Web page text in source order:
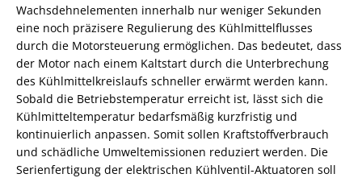
Wachsdehnelementen innerhalb nur weniger Sekunden
eine noch präzisere Regulierung des Kühlmittelflusses
durch die Motorsteuerung ermöglichen. Das bedeutet, dass
der Motor nach einem Kaltstart durch die Unterbrechung
des Kühlmittelkreislaufs schneller erwärmt werden kann.
Sobald die Betriebstemperatur erreicht ist, lässt sich die
Kühlmitteltemperatur bedarfsmäßig kurzfristig und
kontinuierlich anpassen. Somit sollen Kraftstoffverbrauch
und schädliche Umweltemissionen reduziert werden. Die
Serienfertigung der elektrischen Kühlventil-Aktuatoren soll